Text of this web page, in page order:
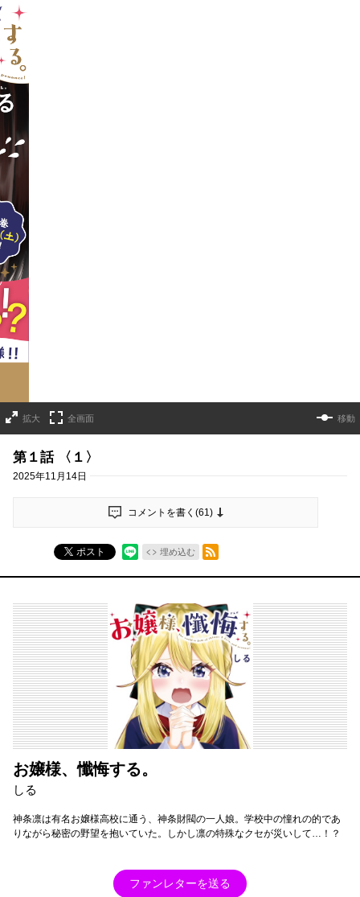
拡大 全画面 移動
第１話 〈１〉
2025年11月14日
コメントを書く(61)
ポスト 埋め込む
RSSフィード
お嬢様、懺悔する。
しる
神条凛は有名お嬢様高校に通う、神条財閥の一人娘。学校中の憧れの的であ
りながら秘密の野望を抱いていた。しかし凛の特殊なクセが災いして…！？
ファンレターを送る